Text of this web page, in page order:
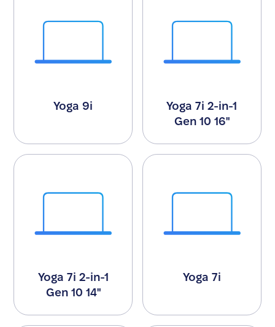
Yoga 9i
Yoga 7i 2-in-1
Gen 10 16"
Yoga 7i 2-in-1
Gen 10 14"
Yoga 7i